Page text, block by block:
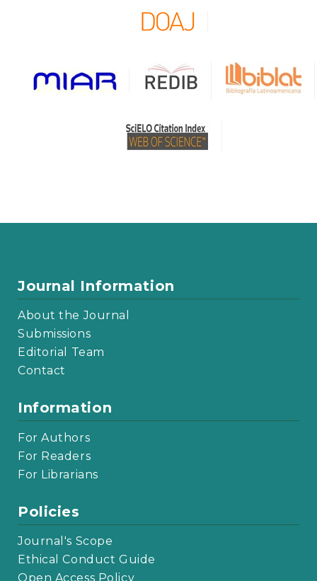
Journal Information
About the Journal
Submissions
Editorial Team
Contact
Information
For Authors
For Readers
For Librarians
Policies
Journal's Scope
Ethical Conduct Guide
Open Access Policy